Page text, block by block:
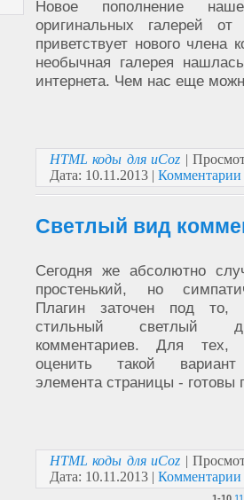
Новое пополнение
оригинальных галерей от
приветствует нового члена
необычная галерея
интернета. Чем нас еще
HTML коды для uCoz |
Дата: 10.11.2013 | Комментарии
Светлый вид
Сегодня же абсолютно
простенький, но
Плагин заточен под то,
стильный светлый
комментариев. Для тех,
оценить такой
элемента страницы - готовы
HTML коды для uCoz |
Дата: 10.11.2013 | Комментарии